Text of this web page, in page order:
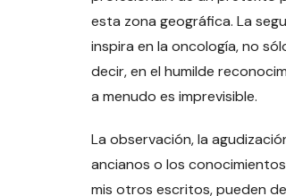
esta zona geográfica. La
inspira en la oncología, no
decir, en el humilde
a menudo es imprevisible.
La observación, la
ancianos o los
mis otros escritos, pueden